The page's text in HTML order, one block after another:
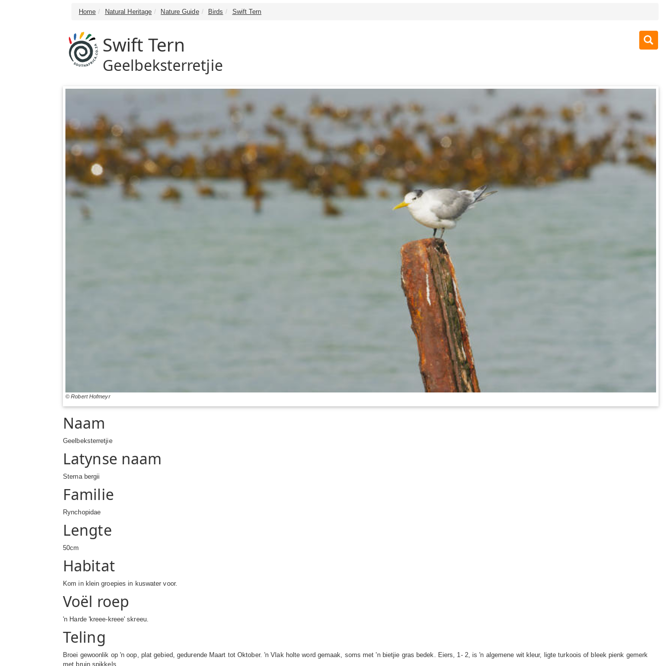
Home Natural Heritage Nature Guide Birds Swift Tern
Swift Tern
Geelbeksterretjie
© Robert Hofmeyr
Naam
Geelbeksterretjie
Latynse naam
Sterna bergii
Familie
Rynchopidae
Lengte
50cm
Habitat
Kom in klein groepies in kuswater voor.
Voël roep
'n Harde 'kreee-kreee' skreeu.
Teling
Broei gewoonlik op 'n oop, plat gebied, gedurende Maart tot Oktober. 'n Vlak holte word gemaak, soms met 'n bietjie gras bedek. Eiers, 1- 2, is 'n algemene wit kleur, ligte turkoois of bleek pienk gemerk
met bruin spikkels.